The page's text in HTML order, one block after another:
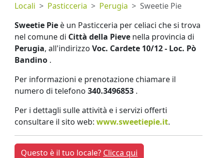
Locali Pasticceria Perugia
Sweetie Pie
Sweetie Pie è un Pasticceria per celiaci che si trova
nel comune di Città della Pieve nella provincia di
Perugia, all'indirizzo Voc. Cardete 10/12 - Loc. Pò
Bandino .
Per informazioni e prenotazione chiamare il
numero di telefono 340.3496853 .
Per i dettagli sulle attività e i servizi offerti
consultare il sito web: www.sweetiepie.it.
Questo è il tuo locale? Clicca qui